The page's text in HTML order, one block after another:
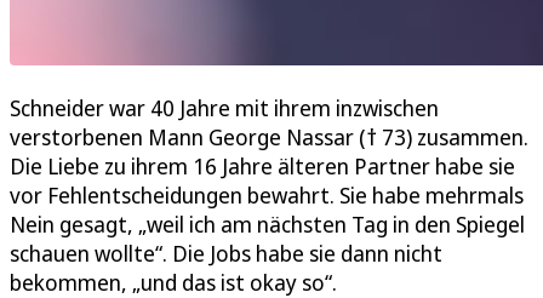
Schneider war 40 Jahre mit ihrem inzwischen
verstorbenen Mann George Nassar († 73) zusammen.
Die Liebe zu ihrem 16 Jahre älteren Partner habe sie
vor Fehlentscheidungen bewahrt. Sie habe mehrmals
Nein gesagt, „weil ich am nächsten Tag in den Spiegel
schauen wollte“. Die Jobs habe sie dann nicht
bekommen, „und das ist okay so“.